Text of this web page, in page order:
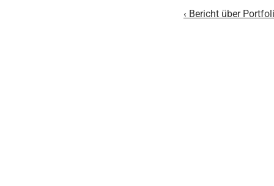
‹ Bericht über